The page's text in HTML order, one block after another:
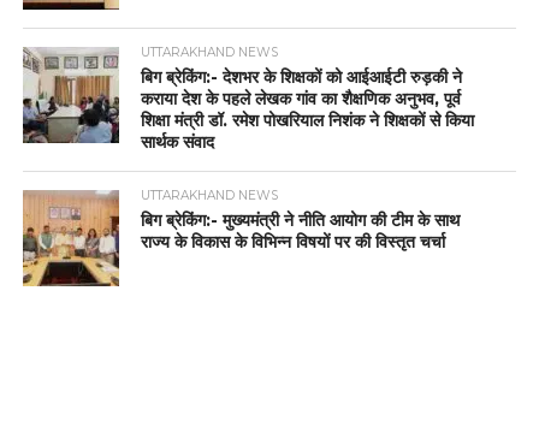
UTTARAKHAND NEWS
बिग ब्रेकिंग:- देशभर के शिक्षकों को आईआईटी रुड़की ने
कराया देश के पहले लेखक गांव का शैक्षणिक अनुभव, पूर्व
शिक्षा मंत्री डॉ. रमेश पोखरियाल निशंक ने शिक्षकों से किया
सार्थक संवाद
UTTARAKHAND NEWS
बिग ब्रेकिंग:- मुख्यमंत्री ने नीति आयोग की टीम के साथ
राज्य के विकास के विभिन्न विषयों पर की विस्तृत चर्चा